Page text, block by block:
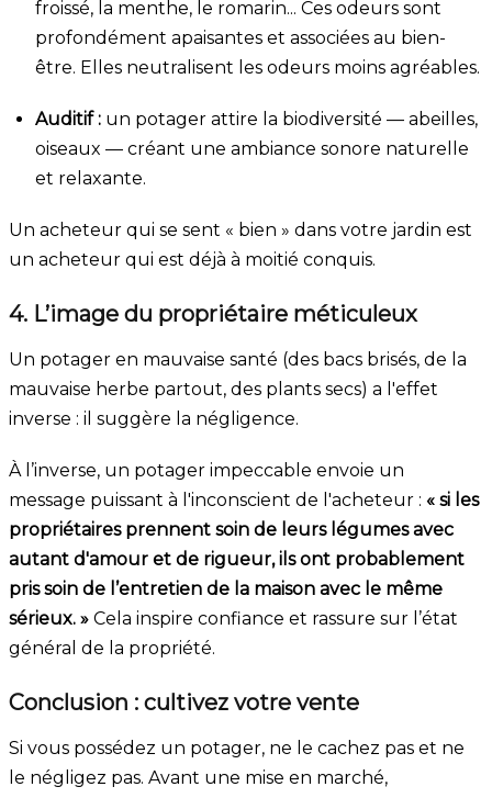
froissé, la menthe, le romarin... Ces odeurs sont
profondément apaisantes et associées au bien-
être. Elles neutralisent les odeurs moins agréables.
Auditif : un potager attire la biodiversité — abeilles,
oiseaux — créant une ambiance sonore naturelle
et relaxante.
Un acheteur qui se sent « bien » dans votre jardin est
un acheteur qui est déjà à moitié conquis.
4. L’image du propriétaire méticuleux
Un potager en mauvaise santé (des bacs brisés, de la
mauvaise herbe partout, des plants secs) a l'effet
inverse : il suggère la négligence.
À l’inverse, un potager impeccable envoie un
message puissant à l'inconscient de l'acheteur : « si les
propriétaires prennent soin de leurs légumes avec
autant d'amour et de rigueur, ils ont probablement
pris soin de l’entretien de la maison avec le même
sérieux. » Cela inspire confiance et rassure sur l’état
général de la propriété.
Conclusion : cultivez votre vente
Si vous possédez un potager, ne le cachez pas et ne
le négligez pas. Avant une mise en marché,